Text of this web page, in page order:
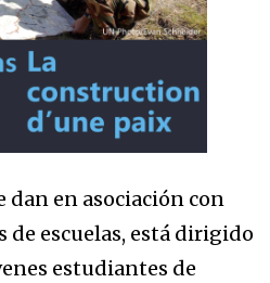
dan en asociación con
de escuelas, está dirigido
estudiantes de